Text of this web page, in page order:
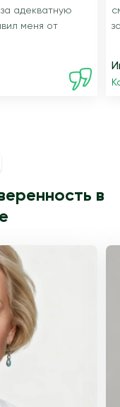
адекватную
меня от
в